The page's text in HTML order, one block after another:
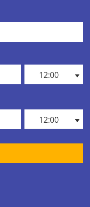
12:00
12:00